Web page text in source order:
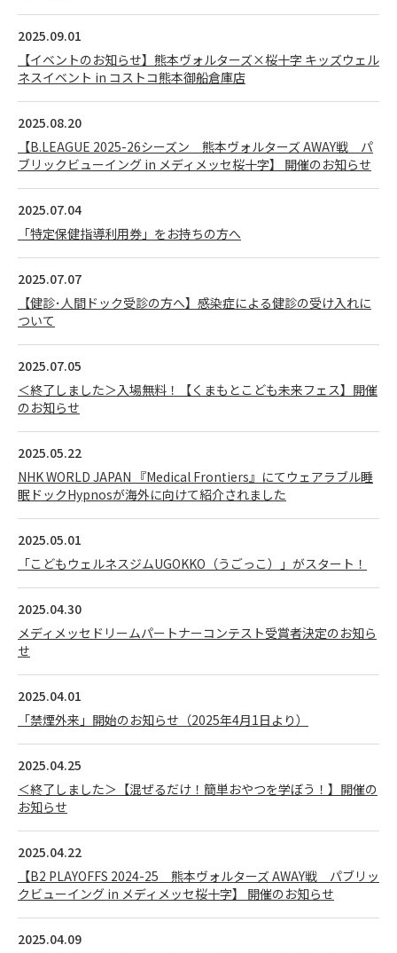
2025.09.01
【イベントのお知らせ】熊本ヴォルターズ×桜十字 キッズウェル
ネスイベント in コストコ熊本御船倉庫店
2025.08.20
【B.LEAGUE 2025-26シーズン 熊本ヴォルターズ AWAY戦 パ
ブリックビューイング in メディメッセ桜十字】 開催のお知らせ
2025.07.04
「特定保健指導利用券」をお持ちの方へ
2025.07.07
【健診･人間ドック受診の方へ】感染症による健診の受け入れに
ついて
2025.07.05
＜終了しました＞入場無料！【くまもとこども未来フェス】開催
のお知らせ
2025.05.22
NHK WORLD JAPAN 『Medical Frontiers』にてウェアラブル睡
眠ドックHypnosが海外に向けて紹介されました
2025.05.01
「こどもウェルネスジムUGOKKO（うごっこ）」がスタート！
2025.04.30
メディメッセドリームパートナーコンテスト受賞者決定のお知ら
せ
2025.04.01
「禁煙外来」開始のお知らせ（2025年4月1日より）
2025.04.25
＜終了しました＞【混ぜるだけ！簡単おやつを学ぼう！】開催の
お知らせ
2025.04.22
【B2 PLAYOFFS 2024-25 熊本ヴォルターズ AWAY戦 パブリッ
クビューイング in メディメッセ桜十字】 開催のお知らせ
2025.04.09